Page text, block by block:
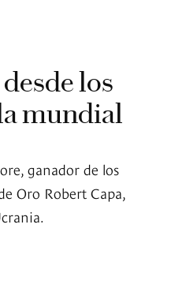
los
mundial
ganador de los
Oro Robert Capa,